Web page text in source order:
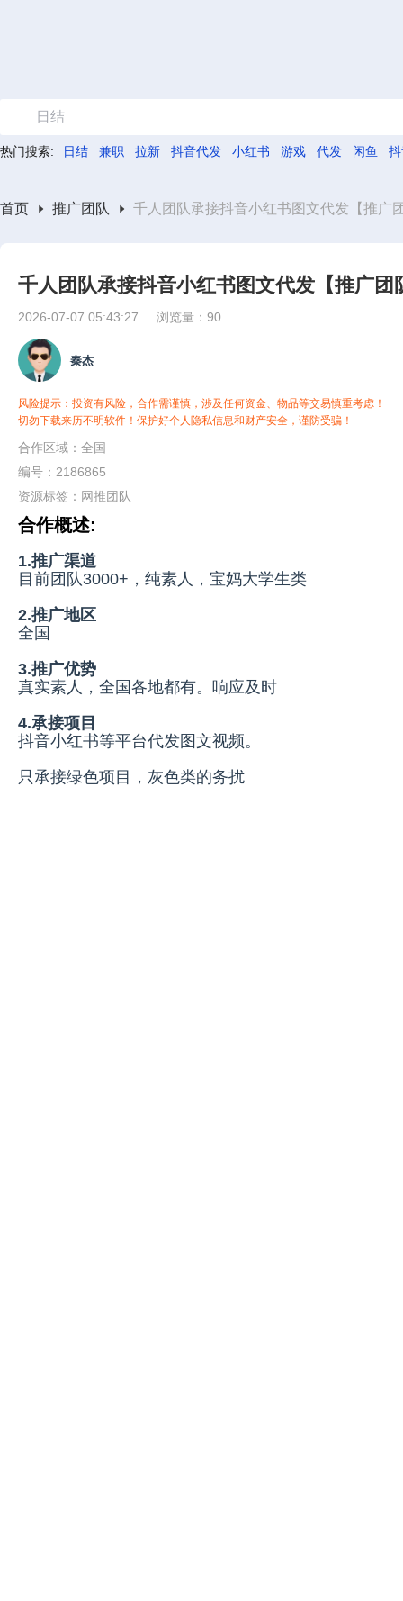
日结
热门搜索: 日结 兼职 拉新 抖音代发 小红书 游戏 代发 闲鱼
首页 推广团队 千人团队承接抖音小红书图文代发【推广
千人团队承接抖音小红书图文代发【推广团
2026-07-07 05:43:27 浏览量：90
秦杰
风险提示：投资有风险，合作需谨慎，涉及任何资金、物品等交易慎重考虑！
切勿下载来历不明软件！保护好个人隐私信息和财产安全，谨防受骗！
合作区域：全国
编号：2186865
资源标签： 网推团队
合作概述:
1.推广渠道
目前团队3000+，纯素人，宝妈大学生类
2.推广地区
全国
3.推广优势
真实素人，全国各地都有。响应及时
4.承接项目
抖音小红书等平台代发图文视频。
只承接绿色项目，灰色类的务扰